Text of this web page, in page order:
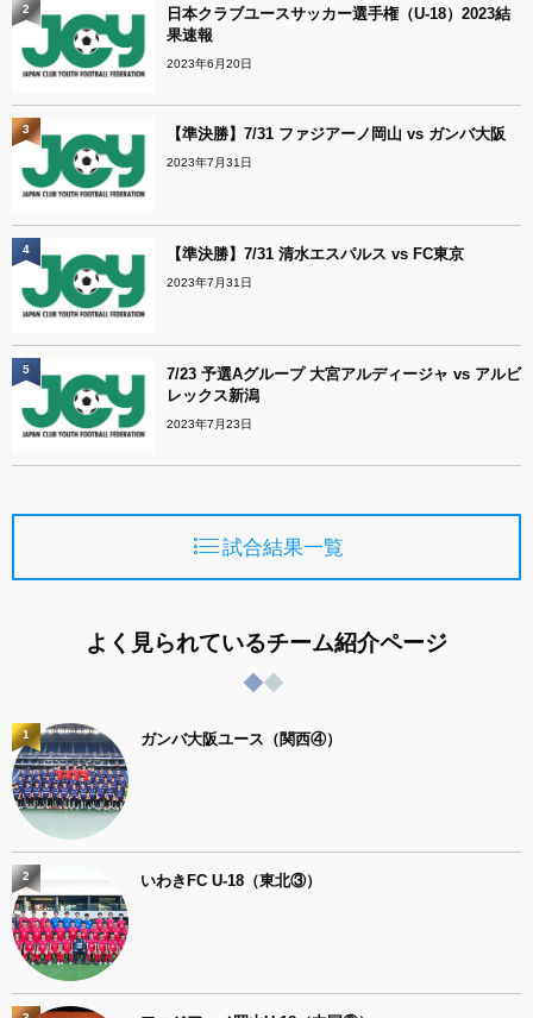
日本クラブユースサッカー選手権（U-18）2023結
果速報
2023年6月20日
2
【準決勝】7/31 ファジアーノ岡山 vs ガンバ大阪
2023年7月31日
3
【準決勝】7/31 清水エスパルス vs FC東京
2023年7月31日
4
7/23 予選Aグループ 大宮アルディージャ vs アルビ
レックス新潟
2023年7月23日
5
試合結果一覧
よく見られているチーム紹介ページ
ガンバ大阪ユース（関西④）
1
いわきFC U-18（東北③）
2